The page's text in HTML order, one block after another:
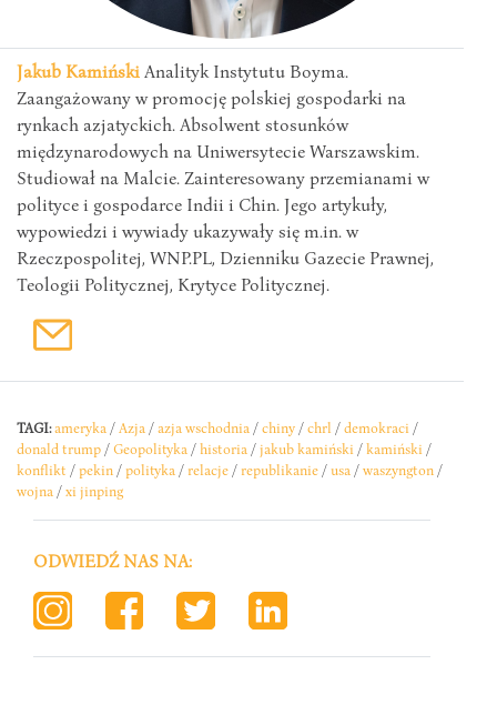
Jakub Kamiński Analityk Instytutu Boyma.
Zaangażowany w promocję polskiej gospodarki na
rynkach azjatyckich. Absolwent stosunków
międzynarodowych na Uniwersytecie Warszawskim.
Studiował na Malcie. Zainteresowany przemianami w
polityce i gospodarce Indii i Chin. Jego artykuły,
wypowiedzi i wywiady ukazywały się m.in. w
Rzeczpospolitej, WNP.PL, Dzienniku Gazecie Prawnej,
Teologii Politycznej, Krytyce Politycznej.
TAGI:ameryka / Azja /azja wschodnia /chiny /chrl /demokraci /
donald trump /Geopolityka /historia /jakub kamiński /kamiński /
konflikt /pekin /polityka /relacje /republikanie /usa /waszyngton /
wojna /xi jinping
ODWIEDŹ NAS NA: